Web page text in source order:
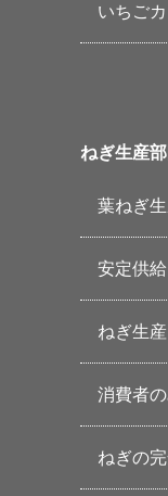
いちご
ねぎ生産
葉ねぎ
安定供
ねぎ生
消費者
ねぎの